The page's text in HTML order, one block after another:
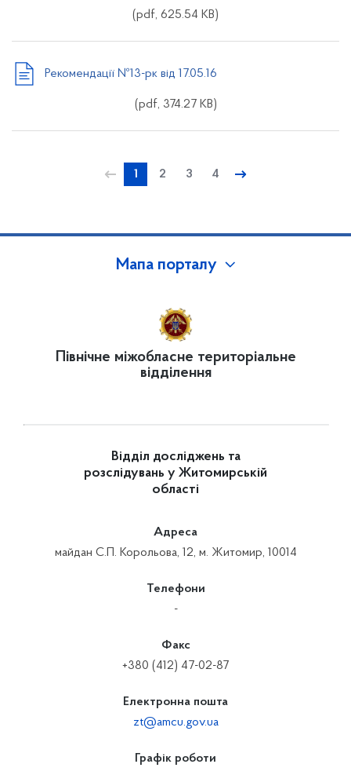
(pdf, 625.54 KB)
Рекомендації №13-рк від 17.05.16
(pdf, 374.27 KB)
← 1 2 3 4 →
Мапа порталу
Північне міжобласне територіальне
відділення
Відділ досліджень та
розслідувань у Житомирській
області
Адреса
майдан С.П. Корольова, 12, м. Житомир, 10014
Телефони
-
Факс
+380 (412) 47-02-87
Електронна пошта
zt@amcu.gov.ua
Графік роботи